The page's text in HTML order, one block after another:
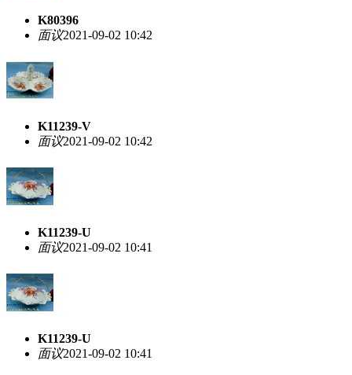
K80396
面议2021-09-02 10:42
K11239-V
面议2021-09-02 10:42
K11239-U
面议2021-09-02 10:41
K11239-U
面议2021-09-02 10:41